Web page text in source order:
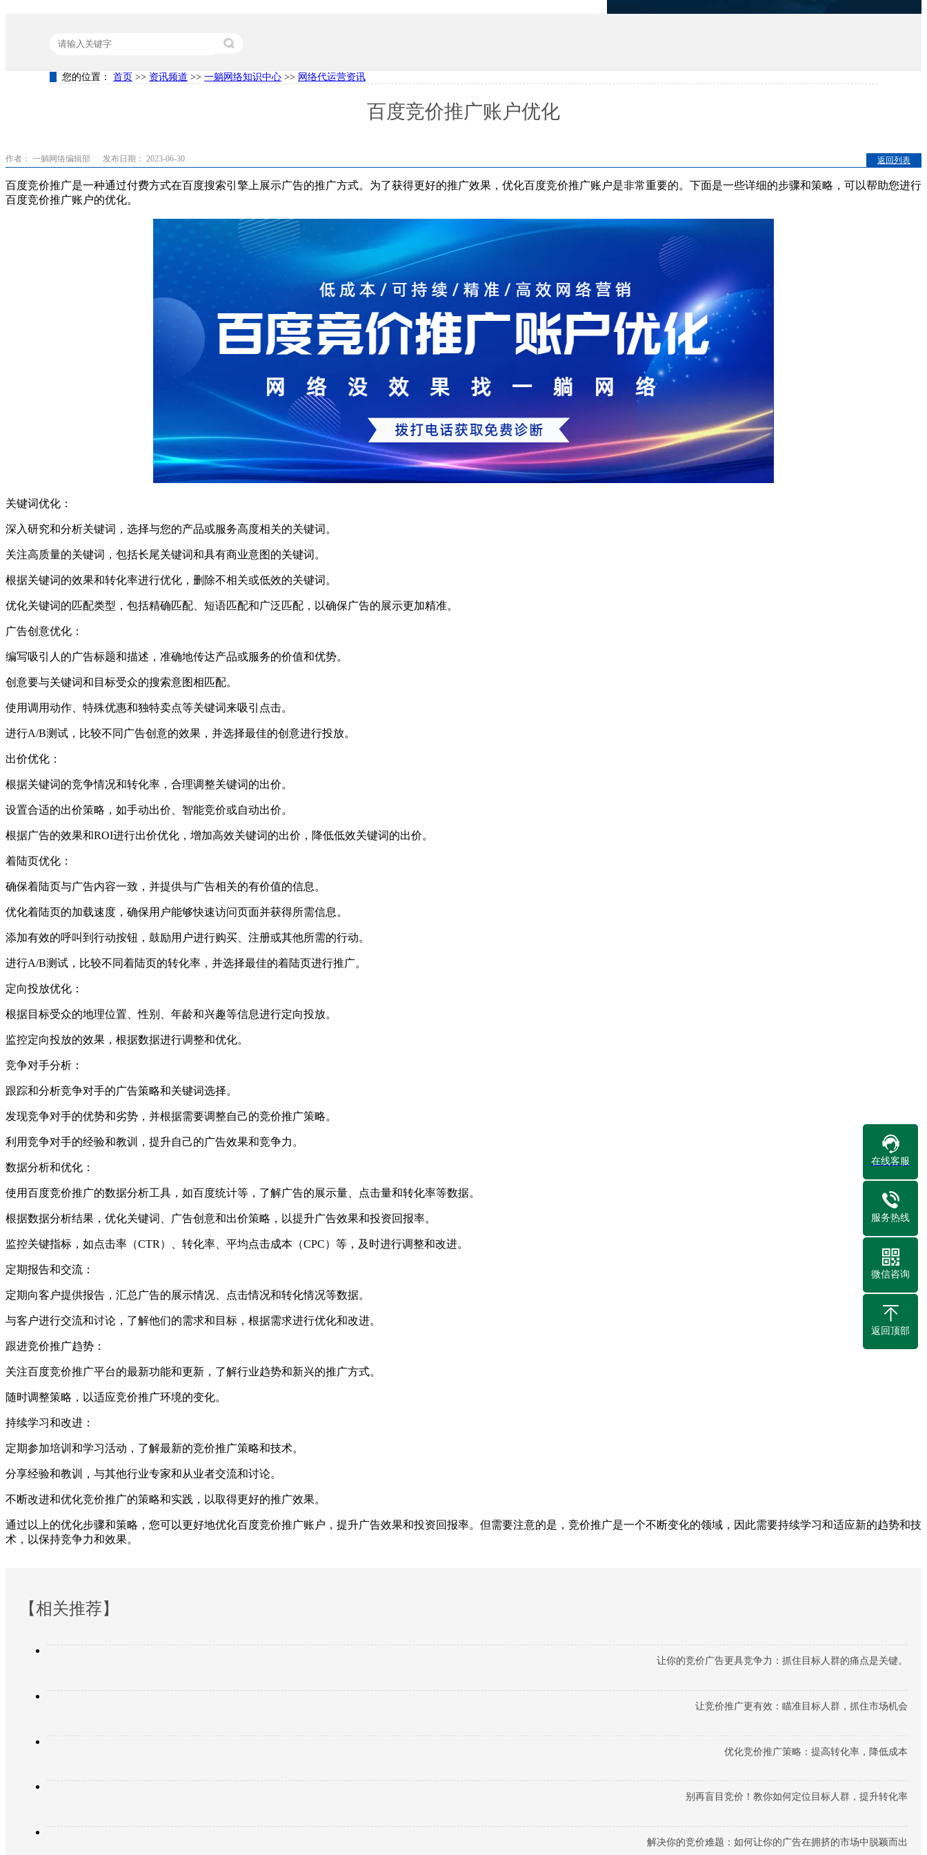
您的位置： 首页 >> 资讯频道 >> 一躺网络知识中心 >> 网络代运营资讯
百度竞价推广账户优化
返回列表
作者： 一躺网络编辑部 发布日期： 2023-06-30
百度竞价推广是一种通过付费方式在百度搜索引擎上展示广告的推广方式。为了获得更好的推广效果，优化百度竞价推广账户是非常重要的。下面是一些详细的步骤和策略，可以帮助您进行
百度竞价推广账户的优化。
关键词优化：
深入研究和分析关键词，选择与您的产品或服务高度相关的关键词。
关注高质量的关键词，包括长尾关键词和具有商业意图的关键词。
根据关键词的效果和转化率进行优化，删除不相关或低效的关键词。
优化关键词的匹配类型，包括精确匹配、短语匹配和广泛匹配，以确保广告的展示更加精准。
广告创意优化：
编写吸引人的广告标题和描述，准确地传达产品或服务的价值和优势。
创意要与关键词和目标受众的搜索意图相匹配。
使用调用动作、特殊优惠和独特卖点等关键词来吸引点击。
进行A/B测试，比较不同广告创意的效果，并选择最佳的创意进行投放。
出价优化：
根据关键词的竞争情况和转化率，合理调整关键词的出价。
设置合适的出价策略，如手动出价、智能竞价或自动出价。
根据广告的效果和ROI进行出价优化，增加高效关键词的出价，降低低效关键词的出价。
着陆页优化：
确保着陆页与广告内容一致，并提供与广告相关的有价值的信息。
优化着陆页的加载速度，确保用户能够快速访问页面并获得所需信息。
添加有效的呼叫到行动按钮，鼓励用户进行购买、注册或其他所需的行动。
进行A/B测试，比较不同着陆页的转化率，并选择最佳的着陆页进行推广。
定向投放优化：
根据目标受众的地理位置、性别、年龄和兴趣等信息进行定向投放。
监控定向投放的效果，根据数据进行调整和优化。
竞争对手分析：
跟踪和分析竞争对手的广告策略和关键词选择。
发现竞争对手的优势和劣势，并根据需要调整自己的竞价推广策略。
利用竞争对手的经验和教训，提升自己的广告效果和竞争力。
数据分析和优化：
使用百度竞价推广的数据分析工具，如百度统计等，了解广告的展示量、点击量和转化率等数据。
根据数据分析结果，优化关键词、广告创意和出价策略，以提升广告效果和投资回报率。
监控关键指标，如点击率（CTR）、转化率、平均点击成本（CPC）等，及时进行调整和改进。
定期报告和交流：
定期向客户提供报告，汇总广告的展示情况、点击情况和转化情况等数据。
与客户进行交流和讨论，了解他们的需求和目标，根据需求进行优化和改进。
跟进竞价推广趋势：
关注百度竞价推广平台的最新功能和更新，了解行业趋势和新兴的推广方式。
随时调整策略，以适应竞价推广环境的变化。
持续学习和改进：
定期参加培训和学习活动，了解最新的竞价推广策略和技术。
分享经验和教训，与其他行业专家和从业者交流和讨论。
不断改进和优化竞价推广的策略和实践，以取得更好的推广效果。
通过以上的优化步骤和策略，您可以更好地优化百度竞价推广账户，提升广告效果和投资回报率。但需要注意的是，竞价推广是一个不断变化的领域，因此需要持续学习和适应新的趋势和技
术，以保持竞争力和效果。
【相关推荐】
让你的竞价广告更具竞争力：抓住目标人群的痛点是关键。
让竞价推广更有效：瞄准目标人群，抓住市场机会
优化竞价推广策略：提高转化率，降低成本
别再盲目竞价！教你如何定位目标人群，提升转化率
解决你的竞价难题：如何让你的广告在拥挤的市场中脱颖而出
在线客服
服务热线
微信咨询
返回顶部